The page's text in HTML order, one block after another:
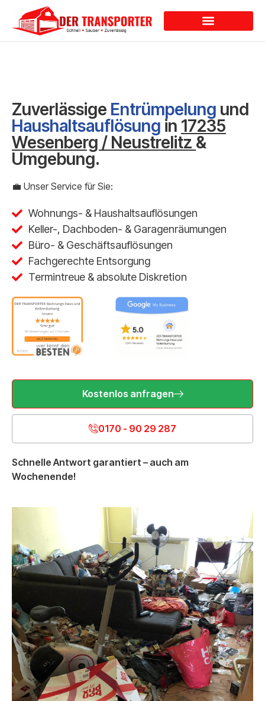
Zuverlässige Entrümpelung und
Haushaltsauflösung in 17235
Wesenberg / Neustrelitz &
Umgebung.
💼 Unser Service für Sie:
Wohnungs- & Haushaltsauflösungen
Keller-, Dachboden- & Garagenräumungen
Büro- & Geschäftsauflösungen
Fachgerechte Entsorgung
Termintreue & absolute Diskretion
Kostenlos anfragen
0170 - 90 29 287
Schnelle Antwort garantiert – auch am
Wochenende!